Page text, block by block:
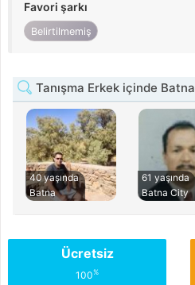
Favori şarkı
Belirtilmemiş
Tanışma Erkek içinde Batna
40 yaşında
Batna
61 yaşında
Batna City
Ücretsiz
100%